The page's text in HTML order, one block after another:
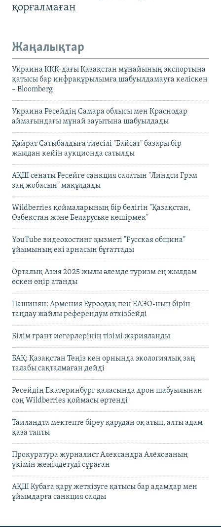
қорғалмаған
Жаңалықтар
Украина КҚК-дағы Қазақстан мұнайының экспортына
қатысы бар инфрақұрылымға шабуылдамауға келіскен
– Bloomberg
Украина Ресейдің Самара облысы мен Краснодар
аймағындағы мұнай зауытына шабуылдады
Қайрат Сатыбалдыға тиесілі "Байсат" базары бір
жылдан кейін аукционда сатылды
АҚШ сенаты Ресейге санкция салатын "Линдси Грэм
заң жобасын" мақұлдады
Wildberries қоймаларының бір бөлігін "Қазақстан,
Өзбекстан және Беларуське көшірмек"
YouTube видеохостинг қызметі "Русская община"
ұйымының екі арнасын бұғаттады
Орталық Азия 2025 жылы әлемде туризм ең жылдам
өскен өңір атанды
Пашинян: Армения Еуроодақ пен ЕАЭО-ның бірін
таңдау жайлы референдум өткізбейді
Білім грант иегерлерінің тізімі жарияланды
БАҚ: Қазақстан Теңіз кен орнында экологиялық заң
талабы сақталмаған дейді
Ресейдің Екатеринбург қаласында дрон шабуылынан
соң Wildberries қоймасы өртенді
Таиландта мектепте біреу қарудан оқ атып, алты адам
қаза тапты
Прокуратура журналист Александра Алёхованың
үкімін жеңілдетуді сұраған
АҚШ Кубаға қару жеткізуге қатысы бар адамдар мен
ұйымдарға санкция салды